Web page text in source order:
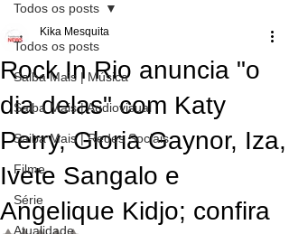
Todos os posts
Saiba Mais | Música
Saiba Mais | Audiovisual
Saiba Mais | Redes Sociais
Filme
Série
Atualidade
Todos os posts
Rock In Rio anuncia "o
dia delas" com Katy
Perry, Gloria Gaynor, Iza,
Ivete Sangalo e
Angelique Kidjo; confira
Kika Mesquita